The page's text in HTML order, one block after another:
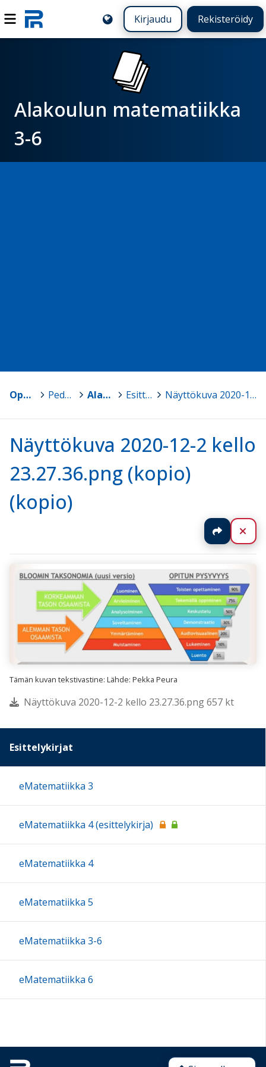
Kirjaudu Rekisteröidy
Alakoulun matematiikka
3-6
Oppimateriaalit > Peda.net-materiaalit > Alakoulun matematiikka 3-6 > Esittelykirjat > Näyttökuva 2020-12-2 kello 23.27.36.png (kopio) (kopio)
Näyttökuva 2020-12-2 kello
23.27.36.png (kopio)
(kopio)
Jaa
Tämän kuvan tekstivastine: Lähde: Pekka Peura
Näyttökuva 2020-12-2 kello 23.27.36.png 657 kt
Esittelykirjat
eMatematiikka 3
eMatematiikka 4 (esittelykirja)
eMatematiikka 4
eMatematiikka 5
eMatematiikka 3-6
eMatematiikka 6